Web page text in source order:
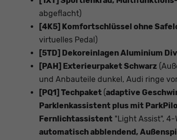
abgeflacht)
[4K5] Komfortschlüssel ohne
virtuelles Pedal)
[5TD] Dekoreinlagen Aluminium
[PAH] Exterieurpaket Schwarz
und Anbauteile dunkel, Audi ringe
[PQ1] Techpaket (adaptive
Parklenkassistent plus mit
Fernlichtassistent "Light Assist",
automatisch abblendend,